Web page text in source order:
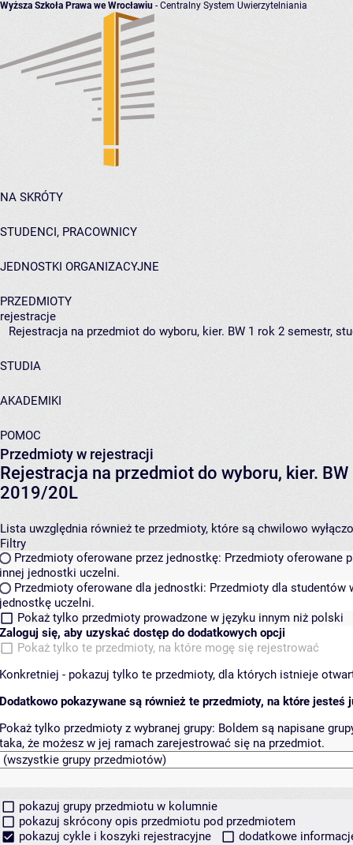
Wyższa Szkoła Prawa we Wrocławiu - Centralny System Uwierzytelniania
NA SKRÓTY
STUDENCI, PRACOWNICY
JEDNOSTKI ORGANIZACYJNE
PRZEDMIOTY
rejestracje
Rejestracja na przedmiot do wyboru, kier. BW 1 rok 2 semestr,
STUDIA
AKADEMIKI
POMOC
Przedmioty w rejestracji
Rejestracja na przedmiot do wyboru, kier.
2019/20L
Lista uwzględnia również te przedmioty, które są chwilowo
Filtry
Przedmioty oferowane przez jednostkę: Przedmioty oferowane
innej jednostki uczelni.
Przedmioty oferowane dla jednostki: Przedmioty dla studentów
jednostkę uczelni.
Pokaż tylko przedmioty prowadzone w języku innym niż polski
Zaloguj się, aby uzyskać dostęp do dodatkowych opcji
Pokaż tylko te przedmioty, na które mogę się rejestrować
Konkretniej - pokazuj tylko te przedmioty, dla których istnieje
Dodatkowo pokazywane są również te przedmioty, na które jesteś
Pokaż tylko przedmioty z wybranej grupy: Boldem są napisane
taka, że możesz w jej ramach zarejestrować się na przedmiot.
pokazuj grupy przedmiotu w kolumnie
pokazuj skrócony opis przedmiotu pod przedmiotem
pokazuj cykle i koszyki rejestracyjne
dodatkowe